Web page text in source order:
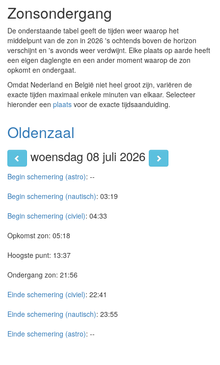
Zonsondergang
De onderstaande tabel geeft de tijden weer waarop het
middelpunt van de zon in 2026 's ochtends boven de horizon
verschijnt en 's avonds weer verdwijnt. Elke plaats op aarde heeft
een eigen daglengte en een ander moment waarop de zon
opkomt en ondergaat.
Omdat Nederland en België niet heel groot zijn, variëren de
exacte tijden maximaal enkele minuten van elkaar. Selecteer
hieronder een plaats voor de exacte tijdsaanduiding.
Oldenzaal
woensdag 08 juli 2026
Begin schemering (astro): --
Begin schemering (nautisch): 03:19
Begin schemering (civiel): 04:33
Opkomst zon: 05:18
Hoogste punt: 13:37
Ondergang zon: 21:56
Einde schemering (civiel): 22:41
Einde schemering (nautisch): 23:55
Einde schemering (astro): --